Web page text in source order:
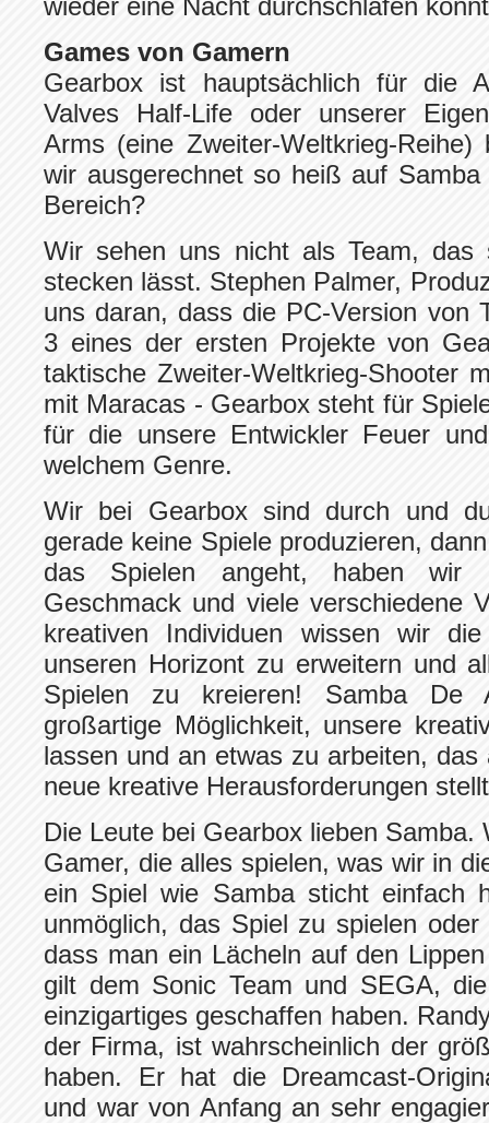
Games von Gamern
Gearbox ist hauptsächlich für die
Valves Half-Life oder unserer
Arms (eine Zweiter-Weltkrieg-
wir ausgerechnet so heiß auf
Bereich?
Wir sehen uns nicht als Team, das
stecken lässt. Stephen Palmer,
uns daran, dass die PC-Version von
3 eines der ersten Projekte von
taktische Zweiter-Weltkrieg-Shooter
mit Maracas - Gearbox steht für
für die unsere Entwickler Feuer
welchem Genre.
Wir bei Gearbox sind durch und
gerade keine Spiele produzieren,
das Spielen angeht, haben wir
Geschmack und viele verschiedene
kreativen Individuen wissen wir
unseren Horizont zu erweitern und
Spielen zu kreieren! Samba De
großartige Möglichkeit, unsere
lassen und an etwas zu arbeiten,
neue kreative Herausforderungen
Die Leute bei Gearbox lieben Samba.
Gamer, die alles spielen, was wir in
ein Spiel wie Samba sticht einfach
unmöglich, das Spiel zu spielen
dass man ein Lächeln auf den
gilt dem Sonic Team und SEGA,
einzigartiges geschaffen haben.
der Firma, ist wahrscheinlich der
haben. Er hat die Dreamcast-
und war von Anfang an sehr